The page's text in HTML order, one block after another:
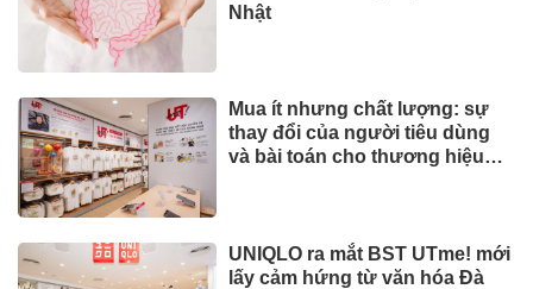
Nhật
Mua ít nhưng chất lượng: sự
thay đổi của người tiêu dùng
và bài toán cho thương hiệu
UNIQLO ra mắt BST UTme! mới
lấy cảm hứng từ văn hóa Đà